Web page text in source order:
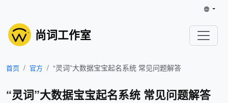
尚词工作室
首页 官方 “灵词”大数据宝宝起名系统 常见问题解答
“灵词”大数据宝宝起名系统 常见问题解答